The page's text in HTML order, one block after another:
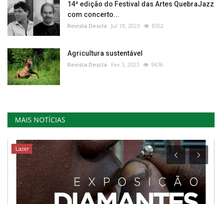
14ª edição do Festival das Artes QuebraJazz
com concerto...
Revista Descla Jul 18, 2023 8352
Agricultura sustentável
Revista Descla Fev 3, 2023 9436
MAIS NOTÍCIAS
Lazer